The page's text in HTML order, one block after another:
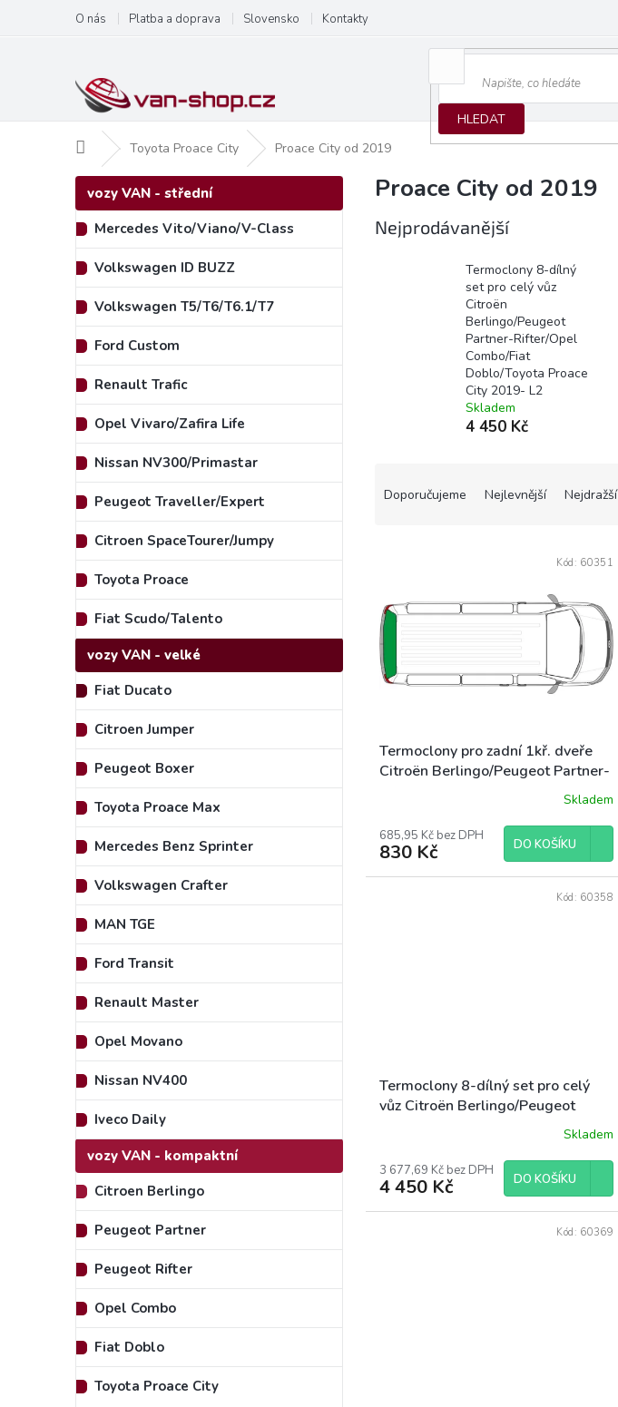
obsah
O nás Platba a doprava Slovensko Kontakty
HLEDAT
Domů Toyota Proace City Proace City od 2019
P
o
s
t
r
a
n
n
í
p
a
n
e
l
Přeskočit
kategorie
vozy VAN - střední
Mercedes Vito/Viano/V-Class
Volkswagen ID BUZZ
Volkswagen T5/T6/T6.1/T7
Ford Custom
Renault Trafic
Opel Vivaro/Zafira Life
Nissan NV300/Primastar
Peugeot Traveller/Expert
Citroen SpaceTourer/Jumpy
Toyota Proace
Fiat Scudo/Talento
vozy VAN - velké
Fiat Ducato
Citroen Jumper
Peugeot Boxer
Toyota Proace Max
Mercedes Benz Sprinter
Volkswagen Crafter
MAN TGE
Ford Transit
Renault Master
Opel Movano
Nissan NV400
Iveco Daily
vozy VAN - kompaktní
Citroen Berlingo
Peugeot Partner
Peugeot Rifter
Opel Combo
Fiat Doblo
Toyota Proace City
Proace City od 2019
Nejprodávanější
Termoclony 8-dílný
set pro celý vůz
Citroën
Berlingo/Peugeot
Partner-Rifter/Opel
Combo/Fiat
Doblo/Toyota Proace
City 2019- L2
Skladem
4 450 Kč
o
d
u
Doporučujeme Nejlevnější Nejdražší
s
p
r
k
t
Termoclony pro zadní 1kř. dveře
Citroën Berlingo/Peugeot Partner-
produktu
je
Skladem
685,95 Kč bez DPH
830 Kč DO KOŠÍKU
Kód: 60351
Termoclony 8-dílný set pro celý
vůz Citroën Berlingo/Peugeot
Partner-Rifter/Opel Combo/Fiat
L1
Skladem
3 677,69 Kč bez DPH
4 450 Kč DO KOŠÍKU
Kód: 60358
Kód: 60369